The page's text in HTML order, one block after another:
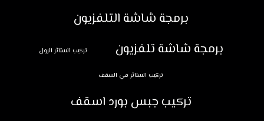
برمجة شاشة التلفزيون
برمجة شاشة تلفزيون
تركيب الستائر الرول
تركيب الستائر في السقف
تركيب جبس بورد اسقف